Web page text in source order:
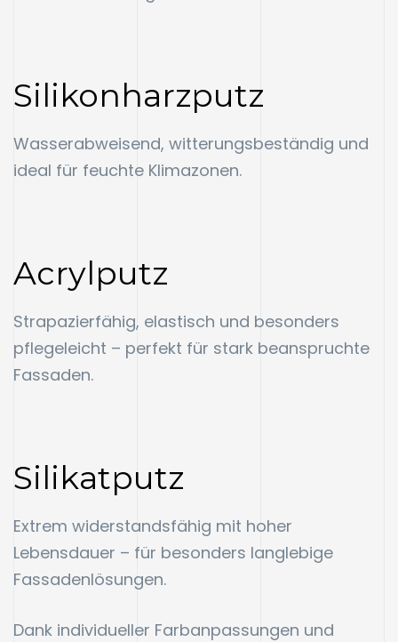
Silikonharzputz
Wasserabweisend, witterungsbeständig und
ideal für feuchte Klimazonen.
Acrylputz
Strapazierfähig, elastisch und besonders
pflegeleicht – perfekt für stark beanspruchte
Fassaden.
Silikatputz
Extrem widerstandsfähig mit hoher
Lebensdauer – für besonders langlebige
Fassadenlösungen.
Dank individueller Farbanpassungen und